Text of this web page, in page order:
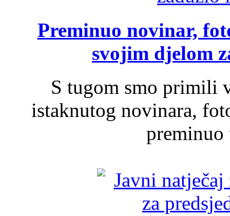
Preminuo novinar,
svojim djelom
S tugom smo primili
istaknutog novinara,